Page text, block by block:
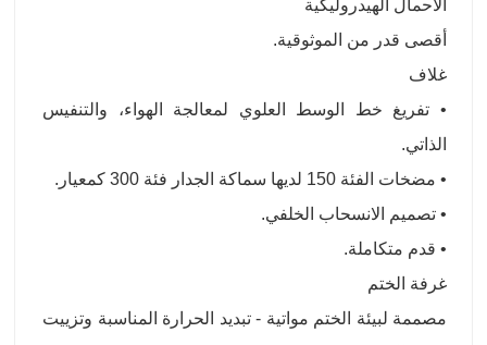
الأحمال الهيدروليكية
أقصى قدر من الموثوقية.
غلاف
• تفريغ خط الوسط العلوي لمعالجة الهواء، والتنفيس
الذاتي.
• مضخات الفئة 150 لديها سماكة الجدار فئة 300 كمعيار.
• تصميم الانسحاب الخلفي.
• قدم متكاملة.
غرفة الختم
مصممة لبيئة الختم مواتية - تبديد الحرارة المناسبة وتزييت